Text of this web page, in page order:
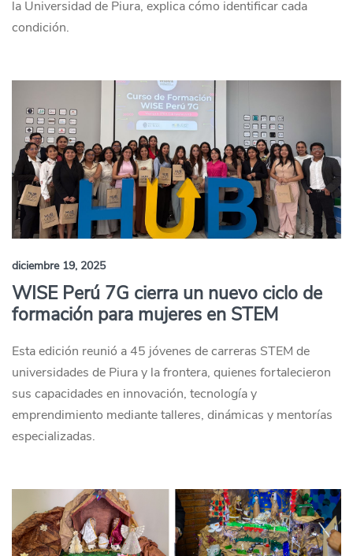
la Universidad de Piura, explica cómo identificar cada
condición.
diciembre 19, 2025
WISE Perú 7G cierra un nuevo ciclo de
formación para mujeres en STEM
Esta edición reunió a 45 jóvenes de carreras STEM de
universidades de Piura y la frontera, quienes fortalecieron
sus capacidades en innovación, tecnología y
emprendimiento mediante talleres, dinámicas y mentorías
especializadas.